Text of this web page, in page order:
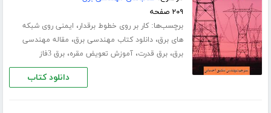
۲۰۹ صفحه
برچسب‌ها:کار بر روی خطوط برقدار، ایمنی روی شبکه
های برق،دانلود کتاب مهندسی برق، مقاله مهندسی
برق،برق قدرت،آموزش تعویض مقره،برق 3فاز
دانلود کتاب